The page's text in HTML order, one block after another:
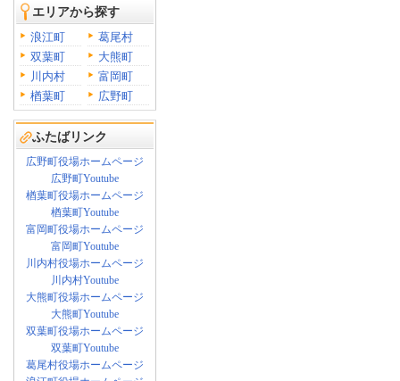
エリアから探す
浪江町
葛尾村
双葉町
大熊町
川内村
富岡町
楢葉町
広野町
ふたばリンク
広野町役場ホームページ
広野町Youtube
楢葉町役場ホームページ
楢葉町Youtube
富岡町役場ホームページ
富岡町Youtube
川内村役場ホームページ
川内村Youtube
大熊町役場ホームページ
大熊町Youtube
双葉町役場ホームページ
双葉町Youtube
葛尾村役場ホームページ